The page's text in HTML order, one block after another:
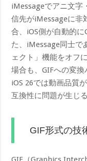
iMessageでアニ文字
信先がiMessageに非
合、iOS側が自動的
た、iMessage同士で
ェクト」機能をオフ
場合も、GIFへの変換
iOS 26では動画品質
互換性に問題が生じ
GIF形式の技